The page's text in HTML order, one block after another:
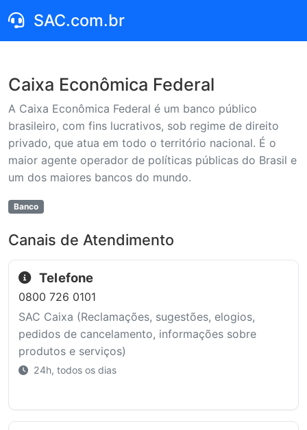
SAC.com.br
Caixa Econômica Federal
A Caixa Econômica Federal é um banco público
brasileiro, com fins lucrativos, sob regime de direito
privado, que atua em todo o território nacional. É o
maior agente operador de políticas públicas do Brasil e
um dos maiores bancos do mundo.
Banco
Canais de Atendimento
Telefone
0800 726 0101
SAC Caixa (Reclamações, sugestões, elogios,
pedidos de cancelamento, informações sobre
produtos e serviços)
24h, todos os dias